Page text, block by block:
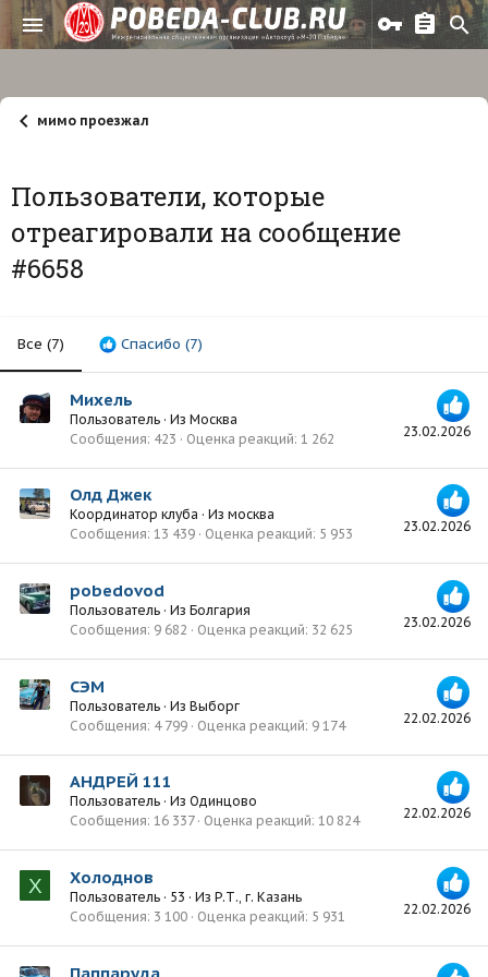
мимо проезжал
Пользователи, которые
отреагировали на сообщение
#6658
Все (7) Спасибо (7)
23.02.2026
Михель
Пользователь · Из Москва
Сообщения 423 Оценка реакций 1 262
23.02.2026
Олд Джек
Координатор клуба · Из москва
Сообщения 13 439 Оценка реакций 5 953
23.02.2026
pobedovod
Пользователь · Из Болгария
Сообщения 9 682 Оценка реакций 32 625
22.02.2026
СЭМ
Пользователь · Из Выборг
Сообщения 4 799 Оценка реакций 9 174
22.02.2026
АНДРЕЙ 111
Пользователь · Из Одинцово
Сообщения 16 337 Оценка реакций 10 824
Х
22.02.2026
Холоднов
Пользователь · 53 · Из Р.Т., г. Казань
Сообщения 3 100 Оценка реакций 5 931